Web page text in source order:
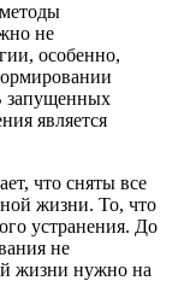
не
особенно,
запущенных
является
что сняты все
жизни. То, что
устранения. До
не
жизни нужно на